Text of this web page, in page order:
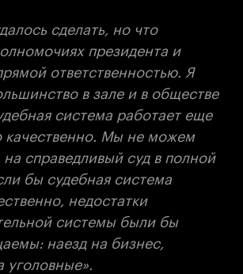
сделать, но что
президента и
ответственностью. Я
в зале и в обществе
система работает еще
качественно. Мы не можем
на справедливый суд в полной
бы судебная система
недостатки
системы были бы
наезд на бизнес,
уголовные».